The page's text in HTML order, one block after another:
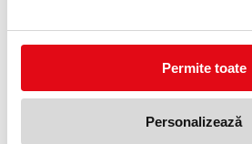
Permite toate
Personalizează